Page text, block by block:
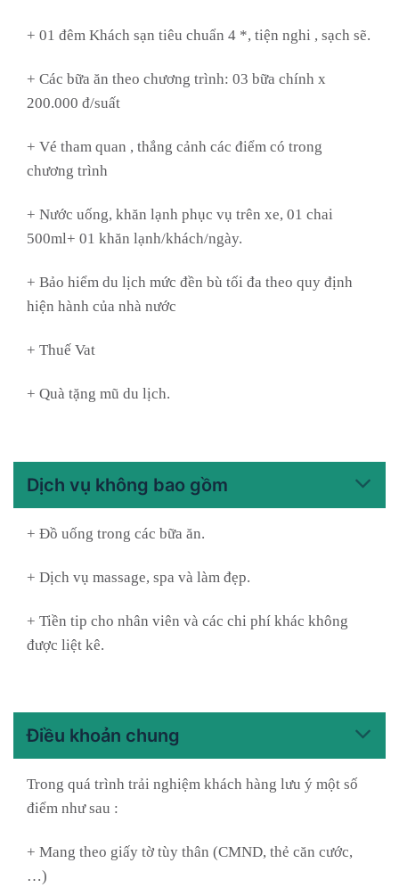
+ 01 đêm Khách sạn tiêu chuẩn 4 *, tiện nghi , sạch sẽ.
+ Các bữa ăn theo chương trình: 03 bữa chính x
200.000 đ/suất
+ Vé tham quan , thắng cảnh các điểm có trong
chương trình
+ Nước uống, khăn lạnh phục vụ trên xe, 01 chai
500ml+ 01 khăn lạnh/khách/ngày.
+ Bảo hiểm du lịch mức đền bù tối đa theo quy định
hiện hành của nhà nước
+ Thuế Vat
+ Quà tặng mũ du lịch.
Dịch vụ không bao gồm
+ Đồ uống trong các bữa ăn.
+ Dịch vụ massage, spa và làm đẹp.
+ Tiền tip cho nhân viên và các chi phí khác không
được liệt kê.
Điều khoản chung
Trong quá trình trải nghiệm khách hàng lưu ý một số
điểm như sau :
+ Mang theo giấy tờ tùy thân (CMND, thẻ căn cước,
…)